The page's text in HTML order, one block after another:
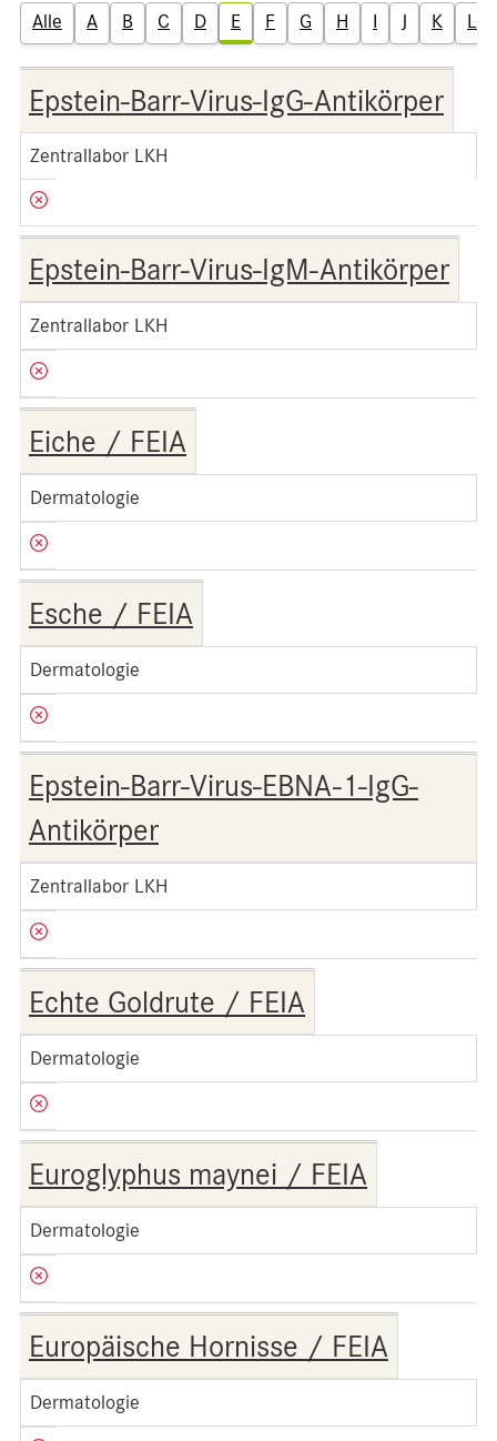
Alle A B C D E F G H I J K L
Epstein-Barr-Virus-IgG-Antikörper
Zentrallabor LKH
Epstein-Barr-Virus-IgM-Antikörper
Zentrallabor LKH
Eiche / FEIA
Dermatologie
Esche / FEIA
Dermatologie
Epstein-Barr-Virus-EBNA-1-IgG-
Antikörper
Zentrallabor LKH
Echte Goldrute / FEIA
Dermatologie
Euroglyphus maynei / FEIA
Dermatologie
Europäische Hornisse / FEIA
Dermatologie